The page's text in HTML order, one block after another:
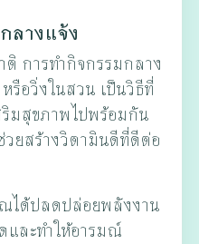
ลางแจ้ง
ติ การทำกิจกรรมกลาง
รือวิ่งในสวน เป็นวิธีที่
มสุขภาพไปพร้อมกัน
วยสร้างวิตามินดีที่ดีต่อ
ได้ปลดปล่อยพลังงาน
และทำให้อารมณ์